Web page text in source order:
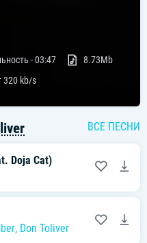
-03:47
8.73Mb
320 kb/s
ВСЕ ПЕСНИ
Doja Cat)
, Don Toliver